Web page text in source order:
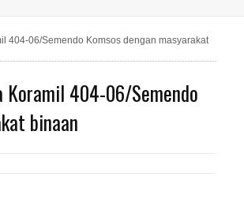
404-06/Semendo Komsos dengan masyarakat
404-06/Semendo
binaan